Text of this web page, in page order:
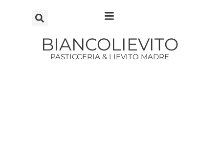
BIANCOLIEVITO
PASTICCERIA & LIEVITO MADRE